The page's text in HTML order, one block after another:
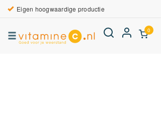
Eigen hoogwaardige productie
0